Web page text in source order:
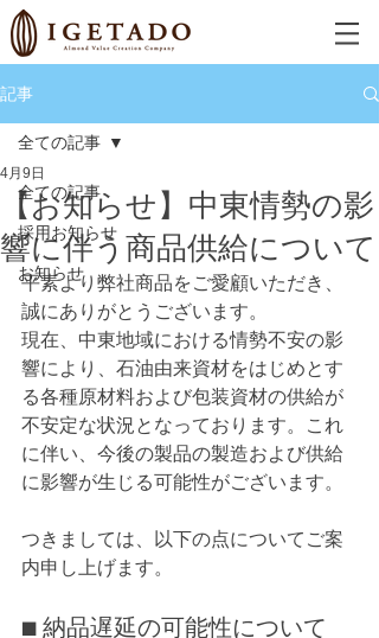
記事
全ての記事
採用お知らせ
お知らせ
全ての記事
【お知らせ】中東情勢の影
響に伴う商品供給について
4月9日
平素より弊社商品をご愛顧いただき、
誠にありがとうございます。
現在、中東地域における情勢不安の影
響により、石油由来資材をはじめとす
る各種原材料および包装資材の供給が
不安定な状況となっております。これ
に伴い、今後の製品の製造および供給
に影響が生じる可能性がございます。
つきましては、以下の点についてご案
内申し上げます。
■ 納品遅延の可能性について